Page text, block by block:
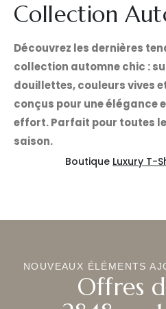
Collection
Découvrez les dernières
collection automne chic :
douillettes, couleurs vives
conçus pour une élégance
effort. Parfait pour toutes
saison.
Boutique Luxury T-
NOUVEAUX ÉLÉMENTS
Offres